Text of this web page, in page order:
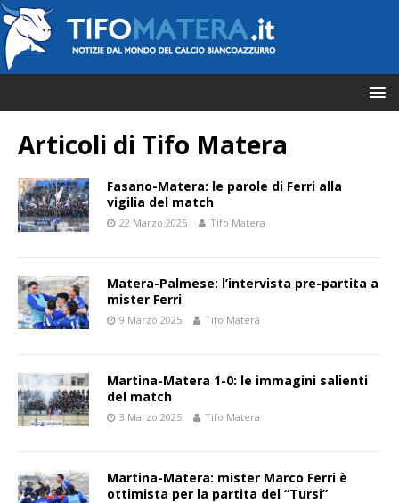
Articoli di Tifo Matera
Fasano-Matera: le parole di Ferri alla
vigilia del match
22 Marzo 2025 Tifo Matera
Matera-Palmese: l’intervista pre-partita a
mister Ferri
9 Marzo 2025 Tifo Matera
Martina-Matera 1-0: le immagini salienti
del match
3 Marzo 2025 Tifo Matera
Martina-Matera: mister Marco Ferri è
ottimista per la partita del “Tursi”